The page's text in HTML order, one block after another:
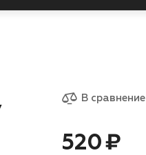
В сравнение
Цена:
520 ₽